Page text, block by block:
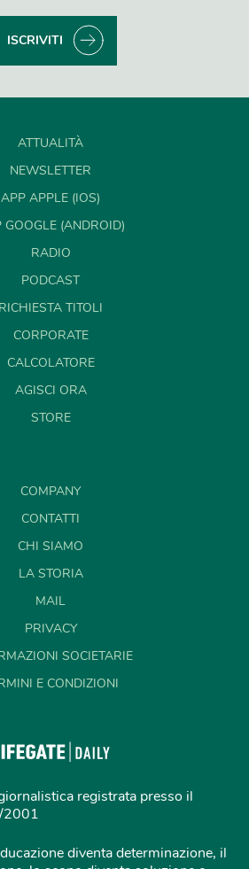
ISCRIVITI
ATTUALITÀ
NEWSLETTER
APP APPLE (IOS)
GOOGLE (ANDROID)
RADIO
PODCAST
RICHIESTA TITOLI
CORPORATE
CALCOLATORE
AGISCI ORA
STORE
COMPANY
CONTATTI
CHI SIAMO
LA STORIA
MAIL
PRIVACY
SOCIETARIE
E CONDIZIONI
registrata presso il
2001
diventa determinazione, il